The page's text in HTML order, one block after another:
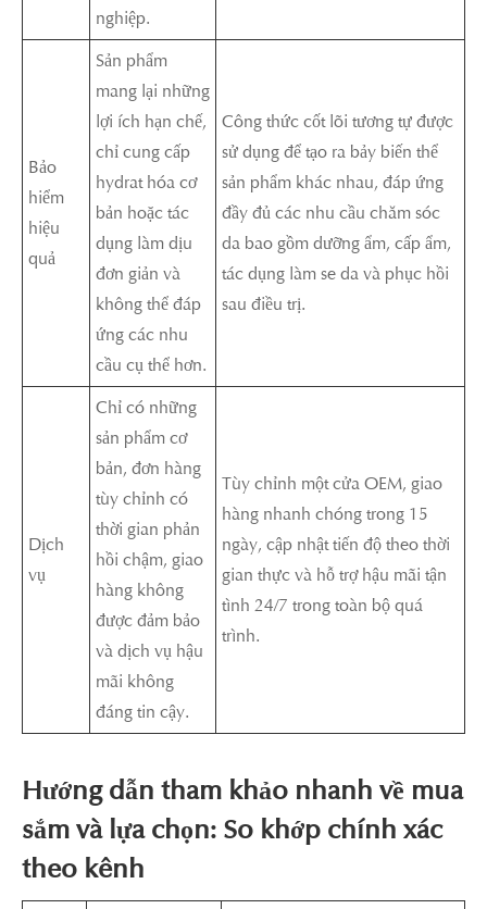
nghiệp.
Bảo
hiểm
hiệu
quả
Sản phẩm
mang lại những
lợi ích hạn chế,
chỉ cung cấp
hydrat hóa cơ
bản hoặc tác
dụng làm dịu
đơn giản và
không thể đáp
ứng các nhu
cầu cụ thể hơn.
Công thức cốt lõi tương tự được
sử dụng để tạo ra bảy biến thể
sản phẩm khác nhau, đáp ứng
đầy đủ các nhu cầu chăm sóc
da bao gồm dưỡng ẩm, cấp ẩm,
tác dụng làm se da và phục hồi
sau điều trị.
Dịch
vụ
Chỉ có những
sản phẩm cơ
bản, đơn hàng
tùy chỉnh có
thời gian phản
hồi chậm, giao
hàng không
được đảm bảo
và dịch vụ hậu
mãi không
đáng tin cậy.
Tùy chỉnh một cửa OEM, giao
hàng nhanh chóng trong 15
ngày, cập nhật tiến độ theo thời
gian thực và hỗ trợ hậu mãi tận
tình 24/7 trong toàn bộ quá
trình.
Hướng dẫn tham khảo nhanh về mua
sắm và lựa chọn: So khớp chính xác
theo kênh